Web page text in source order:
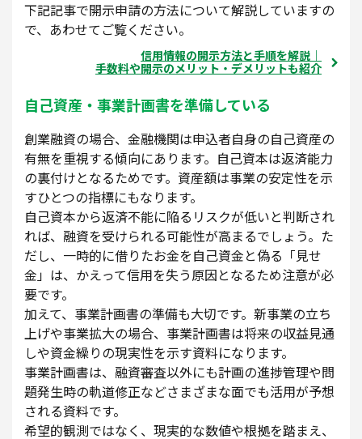
下記記事で開示申請の方法について解説していますの
で、あわせてご覧ください。
信用情報の開示方法と手順を解説｜
手数料や開示のメリット・デメリットも紹介
自己資産・事業計画書を準備している
創業融資の場合、金融機関は申込者自身の自己資産の
有無を重視する傾向にあります。自己資本は返済能力
の裏付けとなるためです。資産額は事業の安定性を示
すひとつの指標にもなります。
自己資本から返済不能に陥るリスクが低いと判断され
れば、融資を受けられる可能性が高まるでしょう。た
だし、一時的に借りたお金を自己資金と偽る「見せ
金」は、かえって信用を失う原因となるため注意が必
要です。
加えて、事業計画書の準備も大切です。新事業の立ち
上げや事業拡大の場合、事業計画書は将来の収益見通
しや資金繰りの現実性を示す資料になります。
事業計画書は、融資審査以外にも計画の進捗管理や問
題発生時の軌道修正などさまざまな面でも活用が予想
される資料です。
希望的観測ではなく、現実的な数値や根拠を踏まえ、